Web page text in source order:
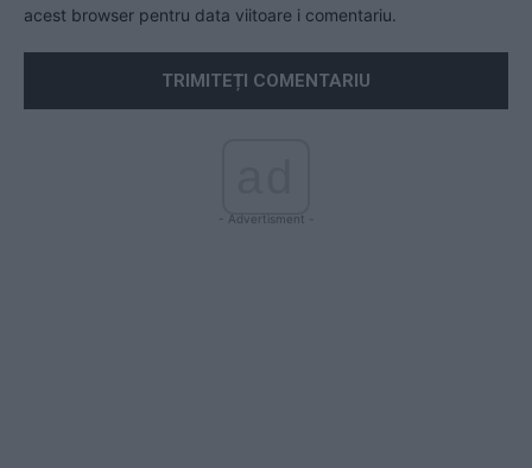
acest browser pentru data viitoare i comentariu.
- Advertisment -